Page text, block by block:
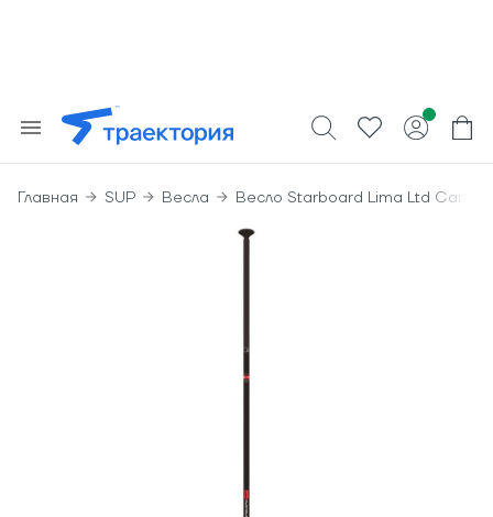
Главная SUP Весла Весло Starboard Lima Ltd